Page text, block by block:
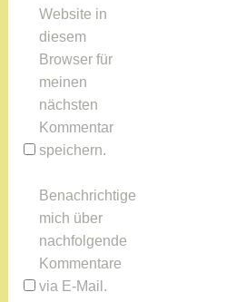
Website in
diesem
Browser für
meinen
nächsten
Kommentar
speichern.
Benachrichtige
mich über
nachfolgende
Kommentare
via E-Mail.